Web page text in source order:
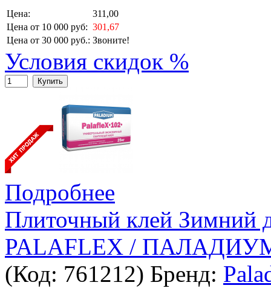
Цена:
311,00
Цена от 10 000 руб: 301,67
Цена от 30 000 руб.: Звоните!
Условия скидок %
Купить
Подробнее
Плиточный клей Зимний
PALAFLEX /
(Код: 761212) Бренд: